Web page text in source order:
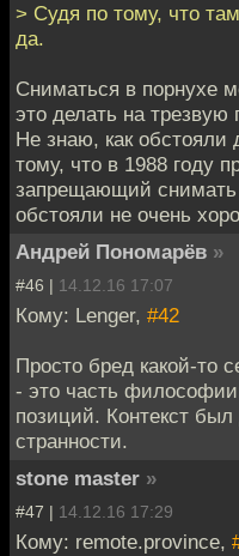
> Судя по тому, что
да.
Сниматься в порнухе
это делать на трезвую
Не знаю, как обстояли
тому, что в 1988 году
запрещающий снимать
обстояли не очень
Андрей Пономарёв »
#46 | 14.12.16 17:07
Кому: Lenger, #42
Просто бред какой-то
- это часть
позиций. Контекст был
странности.
stone master »
#47 | 14.12.16 17:29
Кому: remote.province,